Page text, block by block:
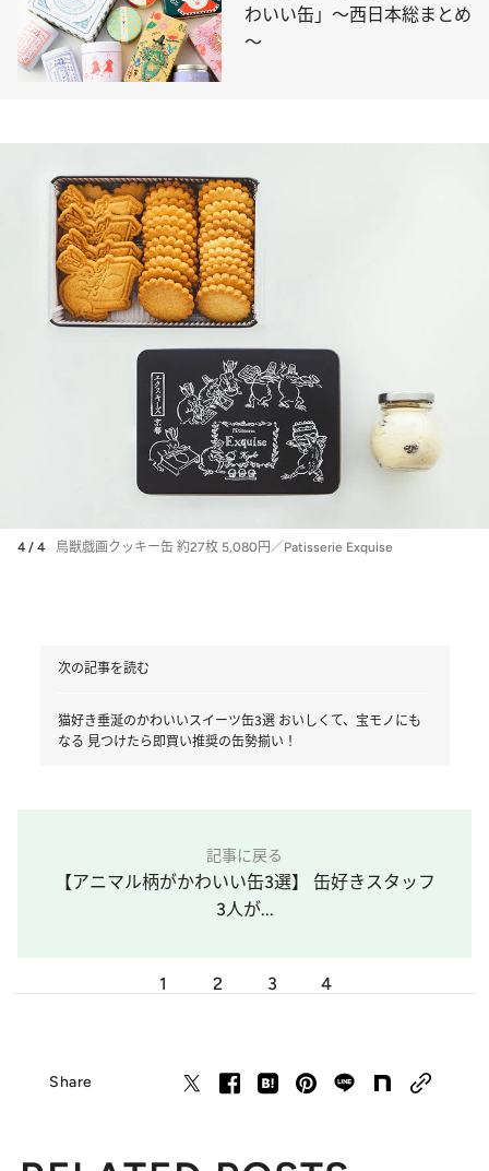
わいい缶」～西日本総まとめ
～
4 / 4 鳥獣戯画クッキー缶 約27枚 5,080円／Patisserie Exquise
次の記事を読む
猫好き垂涎のかわいいスイーツ缶3選 おいしくて、宝モノにも
なる 見つけたら即買い推奨の缶勢揃い！
記事に戻る
【アニマル柄がかわいい缶3選】 缶好きスタッフ
3人が...
1 2 3 4
Share